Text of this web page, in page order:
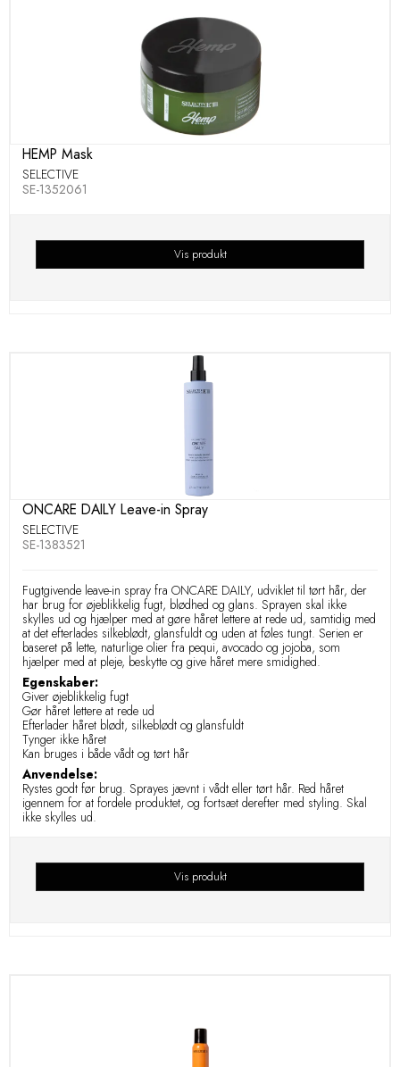
HEMP Mask
SELECTIVE
SE-1352061
Vis produkt
ONCARE DAILY Leave-in Spray
SELECTIVE
SE-1383521
Fugtgivende leave-in spray fra ONCARE DAILY, udviklet til tørt hår, der
har brug for øjeblikkelig fugt, blødhed og glans. Sprayen skal ikke
skylles ud og hjælper med at gøre håret lettere at rede ud, samtidig med
at det efterlades silkeblødt, glansfuldt og uden at føles tungt. Serien er
baseret på lette, naturlige olier fra pequi, avocado og jojoba, som
hjælper med at pleje, beskytte og give håret mere smidighed.
Egenskaber:
Giver øjeblikkelig fugt
Gør håret lettere at rede ud
Efterlader håret blødt, silkeblødt og glansfuldt
Tynger ikke håret
Kan bruges i både vådt og tørt hår
Anvendelse:
Rystes godt før brug. Sprayes jævnt i vådt eller tørt hår. Red håret
igennem for at fordele produktet, og fortsæt derefter med styling. Skal
ikke skylles ud.
Vis produkt